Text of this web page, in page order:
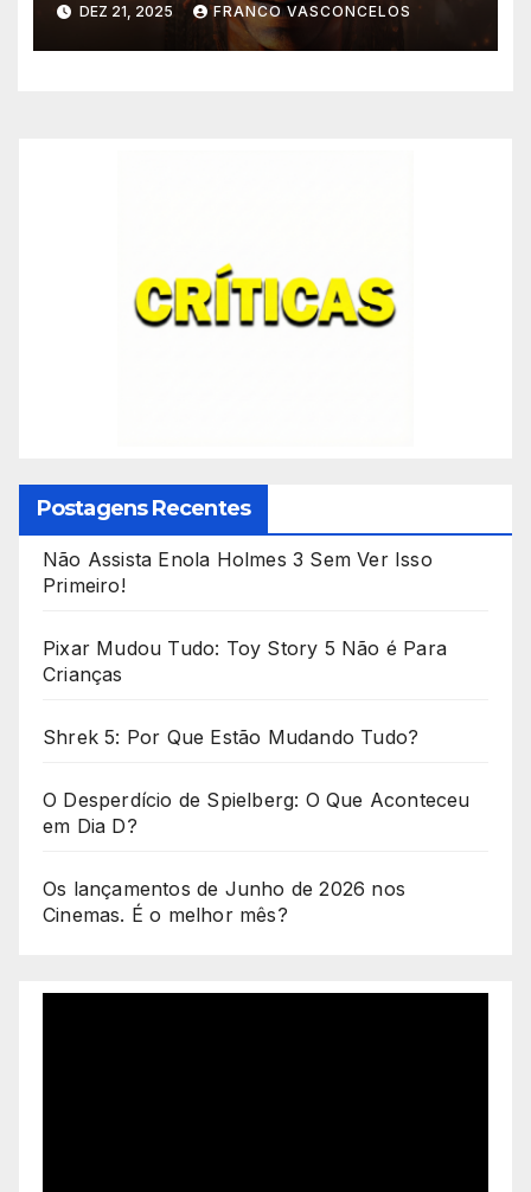
DEZ 21, 2025 FRANCO VASCONCELOS
Postagens Recentes
Não Assista Enola Holmes 3 Sem Ver Isso
Primeiro!
Pixar Mudou Tudo: Toy Story 5 Não é Para
Crianças
Shrek 5: Por Que Estão Mudando Tudo?
O Desperdício de Spielberg: O Que Aconteceu
em Dia D?
Os lançamentos de Junho de 2026 nos
Cinemas. É o melhor mês?